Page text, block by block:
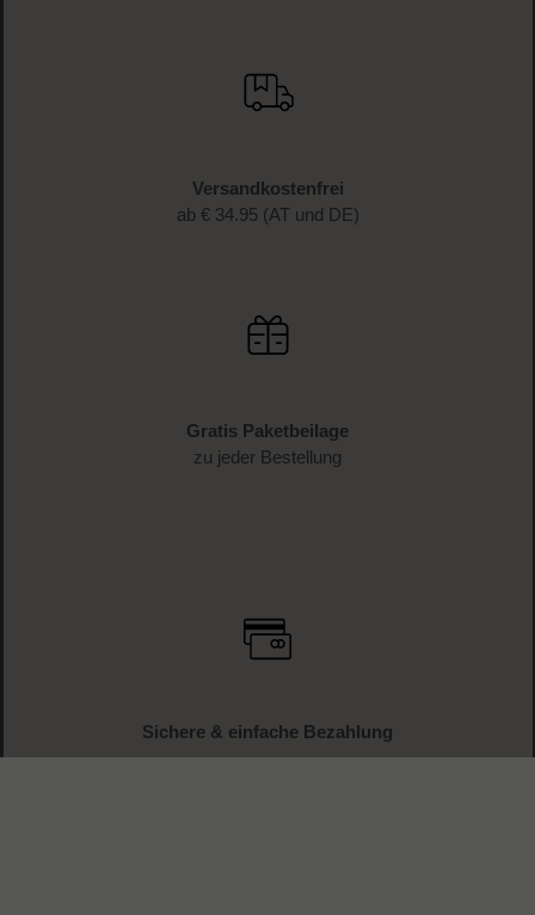
Versandkostenfrei
ab € 34.95 (AT und DE)
Gratis Paketbeilage
zu jeder Bestellung
Sichere & einfache Bezahlung